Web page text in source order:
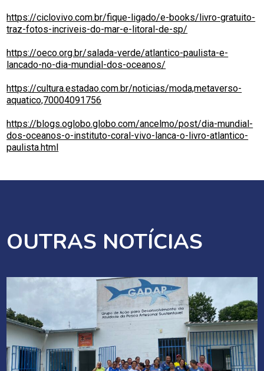
https://ciclovivo.com.br/fique-ligado/e-books/livro-gratuito-
traz-fotos-incriveis-do-mar-e-litoral-de-sp/
https://oeco.org.br/salada-verde/atlantico-paulista-e-
lancado-no-dia-mundial-dos-oceanos/
https://cultura.estadao.com.br/noticias/moda,metaverso-
aquatico,70004091756
https://blogs.oglobo.globo.com/ancelmo/post/dia-mundial-
dos-oceanos-o-instituto-coral-vivo-lanca-o-livro-atlantico-
paulista.html
OUTRAS NOTÍCIAS